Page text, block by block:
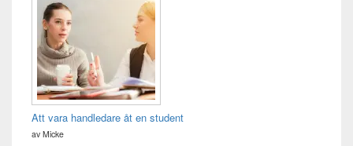
Att vara handledare åt en student
av Micke